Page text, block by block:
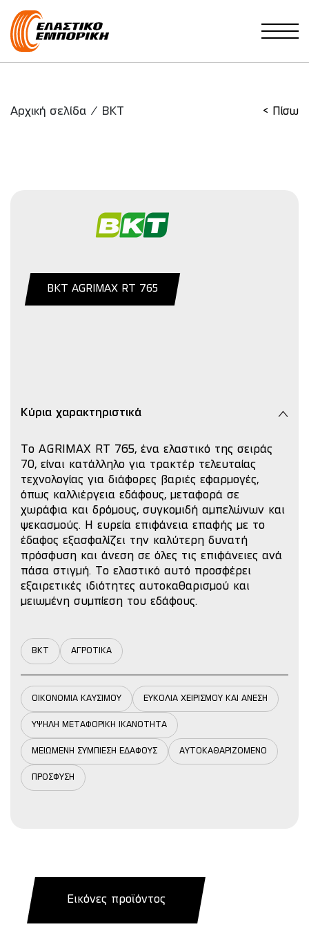
Main Navigation
Αρχική σελίδα / BKT < Πίσω
BKT AGRIMAX RT 765
Κύρια χαρακτηριστικά
Το AGRIMAX RT 765, ένα ελαστικό της σειράς
70, είναι κατάλληλο για τρακτέρ τελευταίας
τεχνολογίας για διάφορες βαριές εφαρμογές,
όπως καλλιέργεια εδάφους, μεταφορά σε
χωράφια και δρόμους, συγκομιδή αμπελώνων και
ψεκασμούς. Η ευρεία επιφάνεια επαφής με το
έδαφος εξασφαλίζει την καλύτερη δυνατή
πρόσφυση και άνεση σε όλες τις επιφάνειες ανά
πάσα στιγμή. Το ελαστικό αυτό προσφέρει
εξαιρετικές ιδιότητες αυτοκαθαρισμού και
μειωμένη συμπίεση του εδάφους.
BKT ΑΓΡΟΤΙΚΑ
ΟΙΚΟΝΟΜΙΑ ΚΑΥΣΙΜΟΥ ΕΥΚΟΛΙΑ ΧΕΙΡΙΣΜΟΥ ΚΑΙ ΑΝΕΣΗ
ΥΨΗΛΗ ΜΕΤΑΦΟΡΙΚΗ ΙΚΑΝΟΤΗΤΑ
ΜΕΙΩΜΕΝΗ ΣΥΜΠΙΕΣΗ ΕΔΑΦΟΥΣ ΑΥΤΟΚΑΘΑΡΙΖΟΜΕΝΟ
ΠΡΟΣΦΥΣΗ
Εικόνες προϊόντος